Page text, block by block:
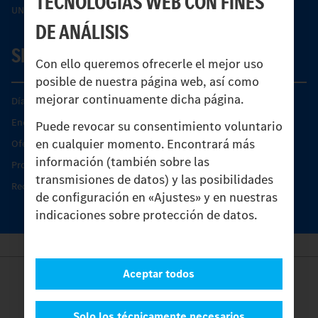
DE ANÁLISIS
Con ello queremos ofrecerle el mejor uso
posible de nuestra página web, así como
mejorar continuamente dicha página.
Puede revocar su consentimiento voluntario
en cualquier momento. Encontrará más
información (también sobre las
transmisiones de datos) y las posibilidades
de configuración en «Ajustes» y en nuestras
indicaciones sobre protección de datos.
Aceptar todos
UNI-TOUCH®
SERVICIO
Días de Servicio del Unimog
Encontrar un socio
Oferta de servicio del Unimog
Productos de piezas y servicio
Recambios originales
Provider
Contacto